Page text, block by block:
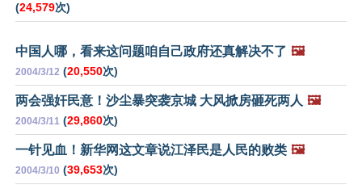
(24,579次)
中国人哪，看来这问题咱自己政府还真解决不了 🖼️
2004/3/12 (20,550次)
两会强奸民意！沙尘暴突袭京城 大风掀房砸死两人 🖼️
2004/3/11 (29,860次)
一针见血！新华网这文章说江泽民是人民的败类 🖼️
2004/3/10 (39,653次)